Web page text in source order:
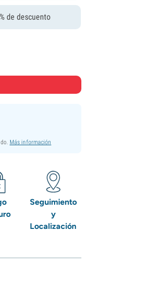
de descuento
Más información
Seguimiento
y
Localización